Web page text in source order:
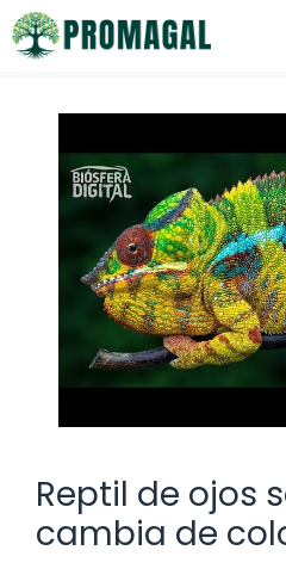
Saltar
al
Reptil de ojos
cambia de